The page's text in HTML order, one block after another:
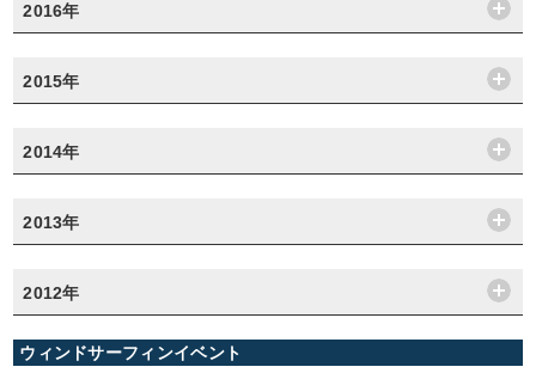
2016年
2015年
2014年
2013年
2012年
ウィンドサーフィンイベント